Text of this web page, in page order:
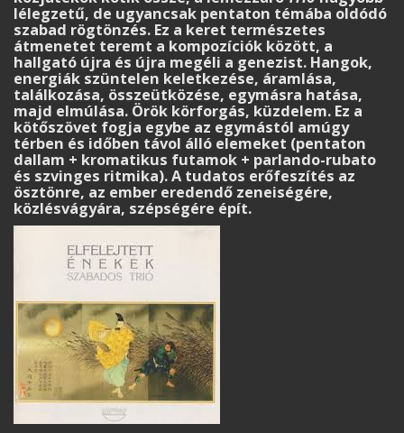
lélegzetű, de ugyancsak pentaton témába oldódó
szabad rögtönzés. Ez a keret természetes
átmenetet teremt a kompozíciók között, a
hallgató újra és újra megéli a genezist. Hangok,
energiák szüntelen keletkezése, áramlása,
találkozása, összeütközése, egymásra hatása,
majd elmúlása. Örök körforgás, küzdelem. Ez a
kötőszövet fogja egybe az egymástól amúgy
térben és időben távol álló elemeket (pentaton
dallam + kromatikus futamok + parlando-rubato
és szvinges ritmika). A tudatos erőfeszítés az
ösztönre, az ember eredendő zeneiségére,
közlésvágyára, szépségére épít.